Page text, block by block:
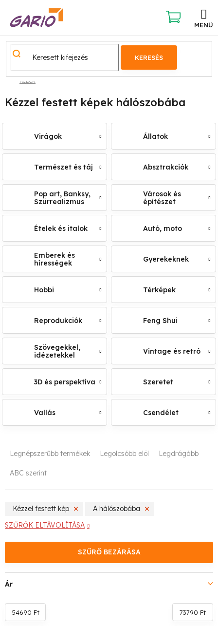
KERESÉS
KOSÁR
Képek
Kézzel festett képek hálószobába
Virágok Állatok
Természet és táj Absztrakciók
Pop art, Banksy,
Szürrealizmus
Városok és
építészet
Ételek és italok Autó, moto
Emberek és
hírességek
Gyerekeknek
Hobbi Térképek
Reprodukciók Feng Shui
Szövegekkel,
idézetekkel
Vintage és retró
3D és perspektíva Szeretet
Vallás Csendélet
T
m
é
k
e
k
e
Legnépszerűbb termékek Legolcsóbb elöl Legdrágább
ABC szerint
Kézzel festett kép
A hálószobába
SZŰRŐK ELTÁVOLÍTÁSA
SZŰRŐ BEZÁRÁSA
Ár
54690 Ft 73790 Ft